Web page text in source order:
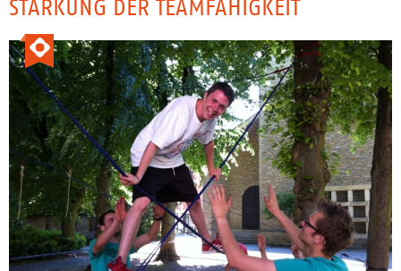
STÄRKUNG DER TEAMFÄHIGKEIT